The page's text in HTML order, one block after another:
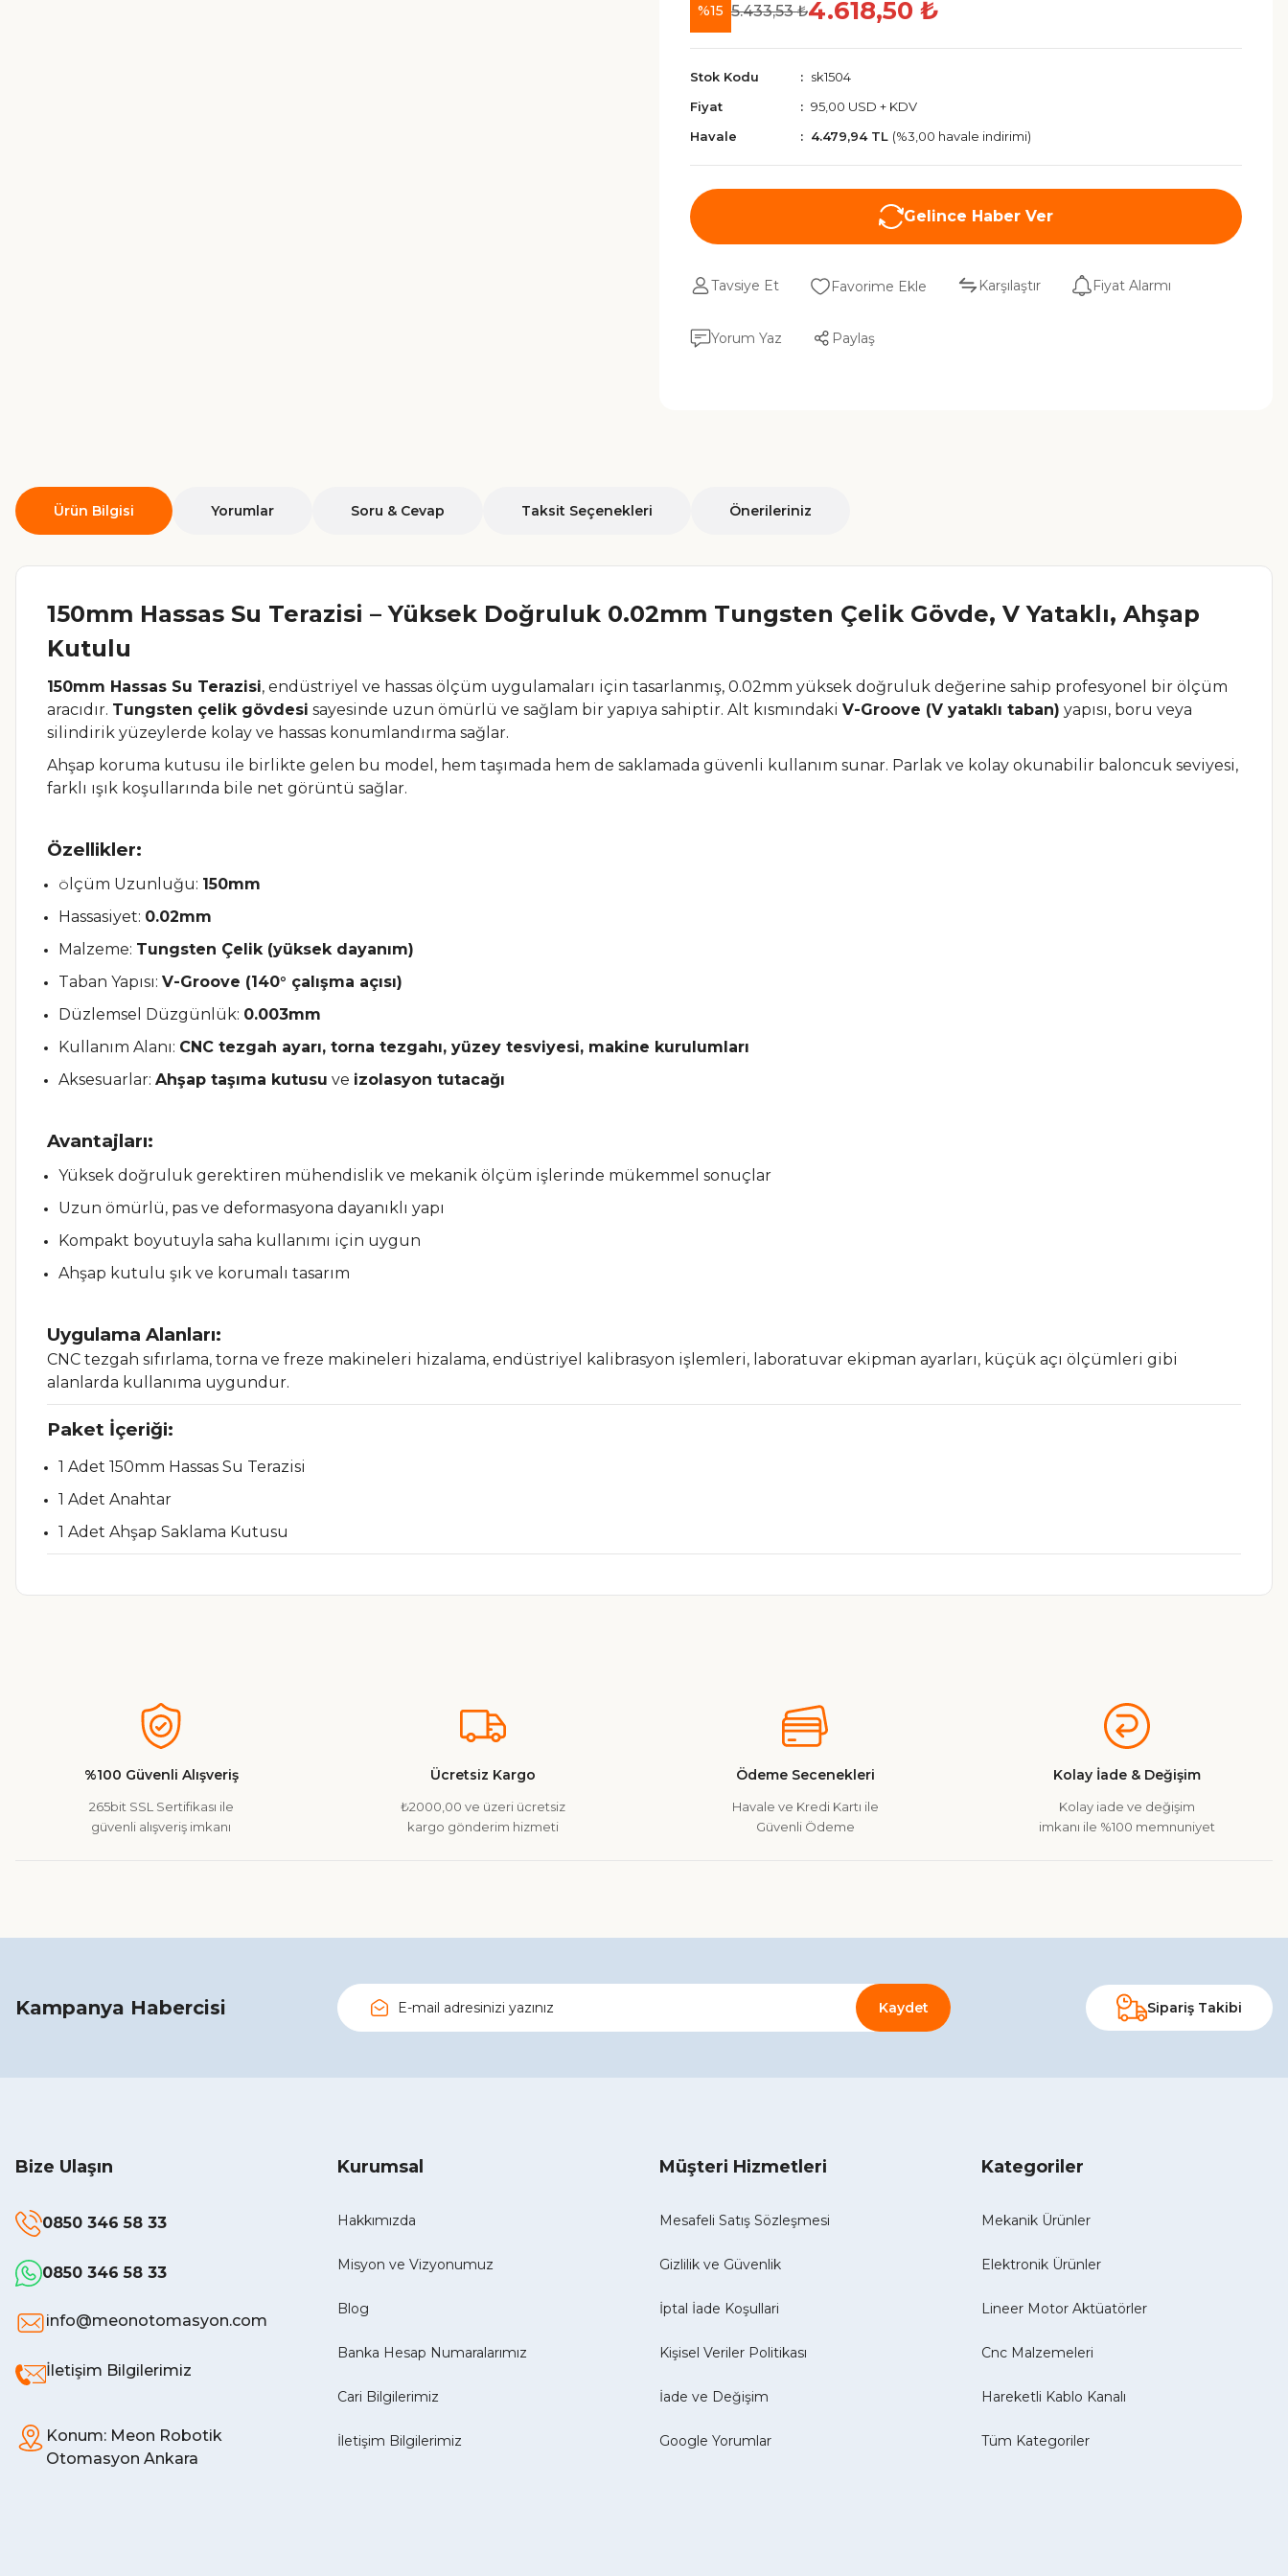
%15 5.433,53 ₺4.618,50 ₺
Stok Kodu
sk1504
Fiyat
95,00 USD + KDV
Havale
4.479,94 TL (%3,00 havale indirimi)
Gelince Haber Ver
Tavsiye Et Karşılaştır Fiyat Alarmı
Yorum Yaz Paylaş
Ürün Bilgisi Yorumlar Soru & Cevap Taksit Seçenekleri Önerileriniz
150mm Hassas Su Terazisi – Yüksek Doğruluk 0.02mm Tungsten Çelik Gövde, V Yataklı, Ahşap
Kutulu
150mm Hassas Su Terazisi, endüstriyel ve hassas ölçüm uygulamaları için tasarlanmış, 0.02mm yüksek doğruluk değerine sahip profesyonel bir ölçüm
aracıdır. Tungsten çelik gövdesi sayesinde uzun ömürlü ve sağlam bir yapıya sahiptir. Alt kısmındaki V-Groove (V yataklı taban) yapısı, boru veya
silindirik yüzeylerde kolay ve hassas konumlandırma sağlar.
Ahşap koruma kutusu ile birlikte gelen bu model, hem taşımada hem de saklamada güvenli kullanım sunar. Parlak ve kolay okunabilir baloncuk seviyesi,
farklı ışık koşullarında bile net görüntü sağlar.
Özellikler:
Ö lçüm Uzunluğu: 150mm
Hassasiyet: 0.02mm
Malzeme: Tungsten Çelik (yüksek dayanım)
Taban Yapısı: V-Groove (140° çalışma açısı)
Düzlemsel Düzgünlük: 0.003mm
Kullanım Alanı: CNC tezgah ayarı, torna tezgahı, yüzey tesviyesi, makine kurulumları
Aksesuarlar: Ahşap taşıma kutusu ve izolasyon tutacağı
Avantajları:
Yüksek doğruluk gerektiren mühendislik ve mekanik ölçüm işlerinde mükemmel sonuçlar
Uzun ömürlü, pas ve deformasyona dayanıklı yapı
Kompakt boyutuyla saha kullanımı için uygun
Ahşap kutulu şık ve korumalı tasarım
Uygulama Alanları:
CNC tezgah sıfırlama, torna ve freze makineleri hizalama, endüstriyel kalibrasyon işlemleri, laboratuvar ekipman ayarları, küçük açı ölçümleri gibi
alanlarda kullanıma uygundur.
Paket İçeriği:
1 Adet 150mm Hassas Su Terazisi
1 Adet Anahtar
1 Adet Ahşap Saklama Kutusu
Ürün resmi kalitesiz, bozuk veya görüntülenemiyor.
Ürün bilgilerinde hatalar bulunuyor.
Ürün fiyatı diğer sitelerden daha pahalı.
%100 Güvenli Alışveriş
265bit SSL Sertifikası ile
güvenli alışveriş imkanı
Ücretsiz Kargo
₺2000,00 ve üzeri ücretsiz
kargo gönderim hizmeti
Ödeme Secenekleri
Havale ve Kredi Kartı ile
Güvenli Ödeme
Kolay İade & Değişim
Kolay iade ve değişim
imkanı ile %100 memnuniyet
Kampanya Habercisi Kaydet Sipariş Takibi
Bize Ulaşın
0850 346 58 33
0850 346 58 33
info@meonotomasyon.com
İletişim Bilgilerimiz
Konum: Meon Robotik
Otomasyon Ankara
Kurumsal
Hakkımızda
Misyon ve Vizyonumuz
Blog
Banka Hesap Numaralarımız
Cari Bilgilerimiz
İletişim Bilgilerimiz
Müşteri Hizmetleri
Mesafeli Satış Sözleşmesi
Gizlilik ve Güvenlik
İptal İade Koşullari
Kişisel Veriler Politikası
İade ve Değişim
Google Yorumlar
Kategoriler
Mekanik Ürünler
Elektronik Ürünler
Lineer Motor Aktüatörler
Cnc Malzemeleri
Hareketli Kablo Kanalı
Tüm Kategoriler